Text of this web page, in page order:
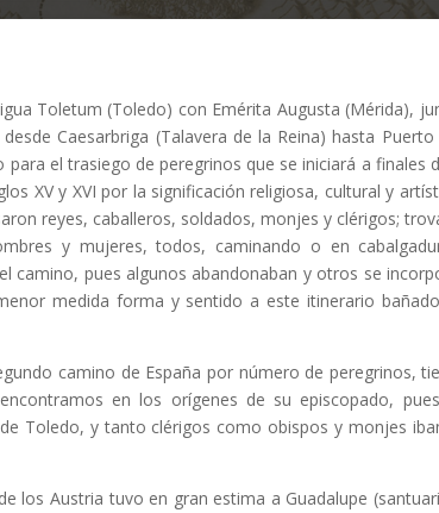
Toletum (Toledo) con Emérita Augusta (Mérida),
Caesarbriga (Talavera de la Reina) hasta Puerto
el trasiego de peregrinos que se iniciará a finales
XV y XVI por la significación religiosa, cultural y
reyes, caballeros, soldados, monjes y clérigos;
y mujeres, todos, caminando o en
pues algunos abandonaban y otros se
medida forma y sentido a este itinerario
camino de España por número de peregrinos,
en los orígenes de su episcopado,
Toledo, y tanto clérigos como obispos y monjes
los Austria tuvo en gran estima a Guadalupe